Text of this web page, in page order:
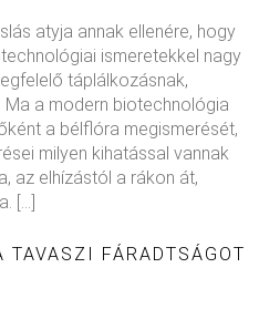
atyja annak ellenére, hogy
ismeretekkel nagy
táplálkozásnak,
a modern biotechnológia
a bélflóra megismerését,
milyen kihatással vannak
az elhízástól a rákon át,
[…]
TAVASZI FÁRADTSÁGOT